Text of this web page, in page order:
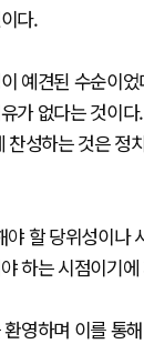
다.
예견된 수순이
가 없다는 것이
성하는 것은 정
할 당위성이나
하는 시점이기
영하며 이를 통